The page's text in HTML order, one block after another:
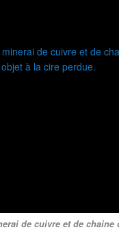
de cuivre et de